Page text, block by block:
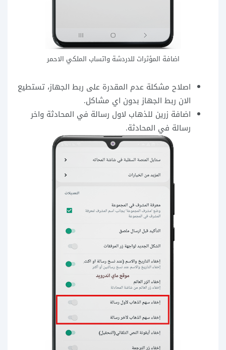
اضافة المؤثرات للدردشة واتساب الملكي الاحمر
اصلاح مشكلة عدم المقدرة على ربط الجهاز، تستطيع
الان ربط الجهاز بدون اي مشاكل.
اضافة زرين للذهاب لاول رسالة في المحادثة واخر
رسالة في المحادثة.